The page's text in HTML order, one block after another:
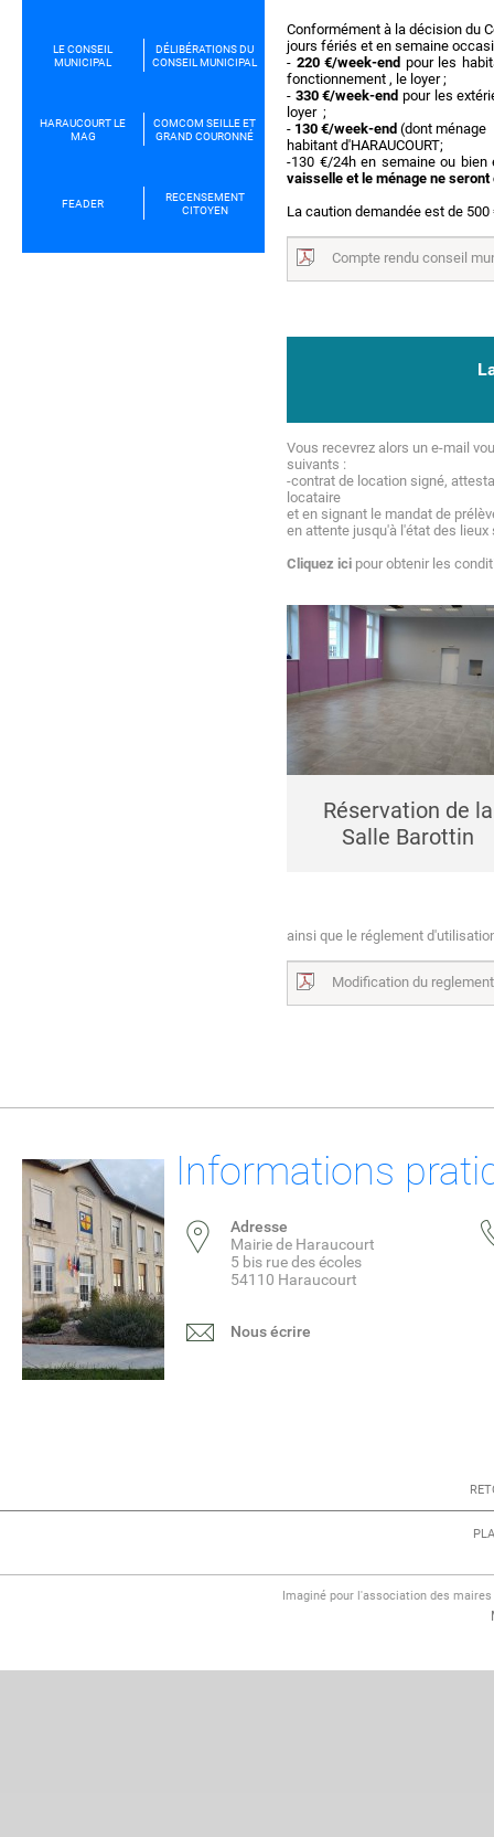
Conformément à la décision du
jours fériés et en semaine
- 220 €/week-end pour les
fonctionnement , le loyer ;
- 330 €/week-endpour les
loyer ;
- 130 €/week-end(dont ménage
habitant d'HARAUCOURT;
-130 €/24h en semaine ou
vaisselle et le ménage ne
La caution demandée est de
Compte rendu conseil
Vous recevrez alors un e-mail
suivants :
-contrat de location signé,
locataire
et en signant le mandat de
en attente jusqu'à l'état des
Cliquez ici pour obtenir les
Réservation de la
Salle Barottin
ainsi que le réglement
Modification du
LE CONSEIL
MUNICIPAL
DÉLIBÉRATIONS DU
CONSEIL MUNICIPAL
HARAUCOURT LE
MAG
COMCOM SEILLE ET
GRAND COURONNÉ
FEADER
RECENSEMENT
CITOYEN
Informations
Adresse
Mairie de Haraucourt
5 bis rue des écoles
54110 Haraucourt
Nous écrire
Imaginé pour l'association des